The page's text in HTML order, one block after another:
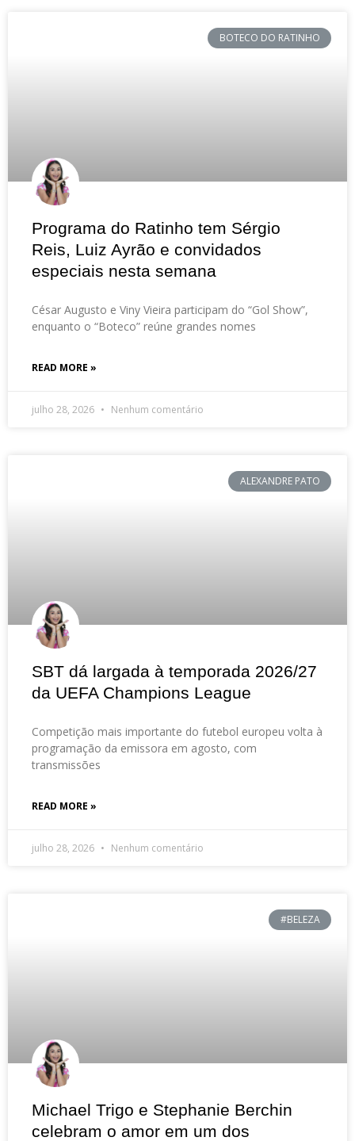
BOTECO DO RATINHO
Programa do Ratinho tem Sérgio
Reis, Luiz Ayrão e convidados
especiais nesta semana
César Augusto e Viny Vieira participam do “Gol Show”,
enquanto o “Boteco” reúne grandes nomes
READ MORE »
julho 28, 2026 Nenhum comentário
ALEXANDRE PATO
SBT dá largada à temporada 2026/27
da UEFA Champions League
Competição mais importante do futebol europeu volta à
programação da emissora em agosto, com
transmissões
READ MORE »
julho 28, 2026 Nenhum comentário
#BELEZA
Michael Trigo e Stephanie Berchin
celebram o amor em um dos